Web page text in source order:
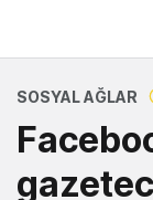
SOSYAL AĞLAR